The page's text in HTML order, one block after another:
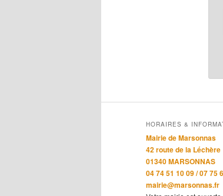
HORAIRES &
Mairie de Marsonnas
42 route de la Léchère
01340 MARSONNAS
04 74 51 10 09 / 07 75
mairie@marsonnas.fr